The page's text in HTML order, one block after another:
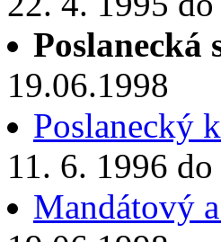
Poslanecká
19.06.1998
Poslanecký
11. 6. 1996
Mandátový